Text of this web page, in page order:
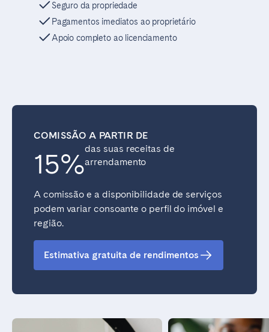
COMISSÃO A PARTIR DE
15%das suas receitas de
arrendamento
A comissão e a disponibilidade de serviços
podem variar consoante o perfil do imóvel e
região.
Estimativa gratuita de rendimentos
Seguro da propriedade
Pagamentos imediatos ao proprietário
Apoio completo ao licenciamento